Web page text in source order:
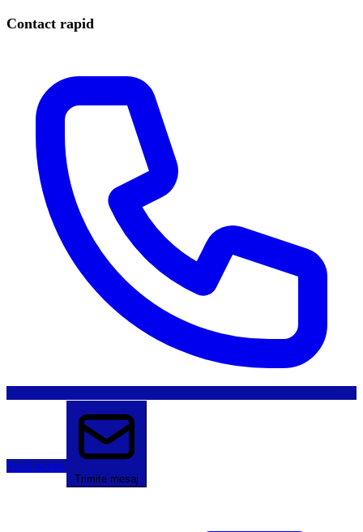
Contact rapid
Sună acum
Trimite mesaj